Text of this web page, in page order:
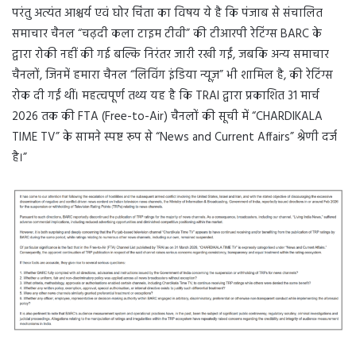
परंतु अत्यंत आश्चर्य एवं घोर चिंता का विषय ये है कि पंजाब से संचालित
समाचार चैनल “चढ़दी कला टाइम टीवी” की टीआरपी रेटिंग्स BARC के
द्वारा रोकी नहीं की गई बल्कि निरंतर जारी रखी गईं, जबकि अन्य समाचार
चैनलों, जिनमें हमारा चैनल “लिविंग इंडिया न्यूज़” भी शामिल है, की रेटिंग्स
रोक दी गईं थीं। महत्वपूर्ण तथ्य यह है कि TRAI द्वारा प्रकाशित 31 मार्च
2026 तक की FTA (Free-to-Air) चैनलों की सूची में “CHARDIKALA
TIME TV” के सामने स्पष्ट रूप से “News and Current Affairs” श्रेणी दर्ज
है।”